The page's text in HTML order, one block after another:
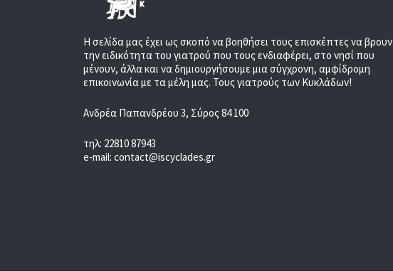
Η σελίδα μας έχει ως σκοπό να βοηθήσει τους επισκέπτες να βρουν
την ειδικότητα του γιατρού που τους ενδιαφέρει, στο νησί που
μένουν, άλλα και να δημιουργήσουμε μια σύγχρονη, αμφίδρομη
επικοινωνία με τα μέλη μας. Τους γιατρούς των Κυκλάδων!
Ανδρέα Παπανδρέου 3, Σύρος 84 100
τηλ: 22810 87943
e-mail: contact@iscyclades.gr